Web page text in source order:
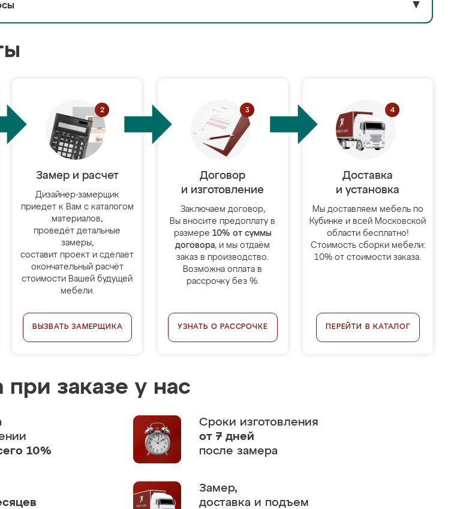
▼
Замер и расчет
Дизайнер-замерщик
приедет к Вам с каталогом
материалов,
проведёт детальные
замеры,
составит проект и сделает
окончательный расчёт
стоимости Вашей будущей
мебели.
ВЫЗВАТЬ ЗАМЕРЩИКА
Договор
и изготовление
Заключаем договор,
Вы вносите предоплату в
размере 10% от суммы
договора, и мы отдаём
заказ в производство.
Возможна оплата в
рассрочку без %.
УЗНАТЬ О РАССРОЧКЕ
Доставка
и установка
Мы доставляем мебель по
Кубинке и всей Московской
области бесплатно!
Стоимость сборки мебели:
10% от стоимости заказа.
ПЕРЕЙТИ В КАТАЛОГ
при заказе у нас
10%
Сроки изготовления
от 7 дней
после замера
Замер,
доставка и подъем